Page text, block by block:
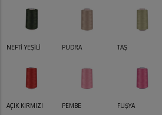
NEFTİ YEŞİLİ PUDRA TAŞ
AÇIK KIRMIZI PEMBE FUŞYA